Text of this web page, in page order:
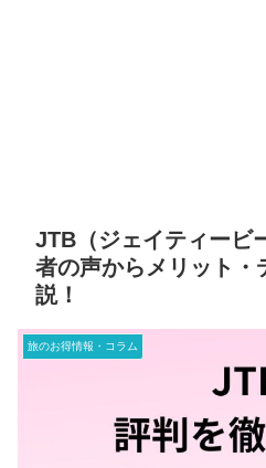
JTB（ジェイティービ
者の声からメリット・
説！
旅のお得情報・コラム